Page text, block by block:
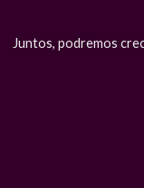
Juntos, podremos